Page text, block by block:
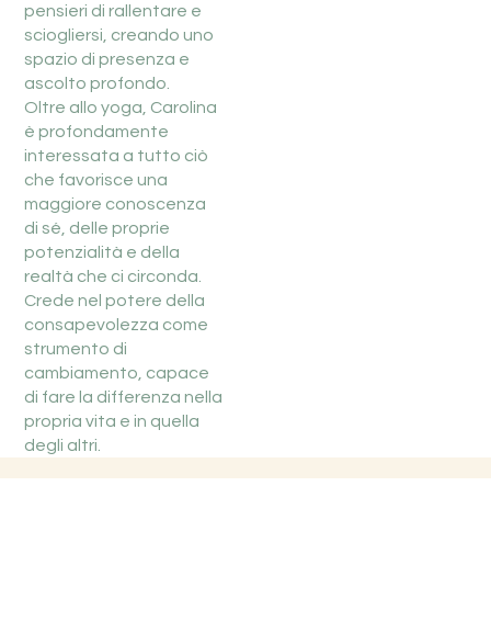
pensieri di rallentare e
sciogliersi, creando uno
spazio di presenza e
ascolto profondo.
Oltre allo yoga, Carolina
è profondamente
interessata a tutto ciò
che favorisce una
maggiore conoscenza
di sé, delle proprie
potenzialità e della
realtà che ci circonda.
Crede nel potere della
consapevolezza come
strumento di
cambiamento, capace
di fare la differenza nella
propria vita e in quella
degli altri.